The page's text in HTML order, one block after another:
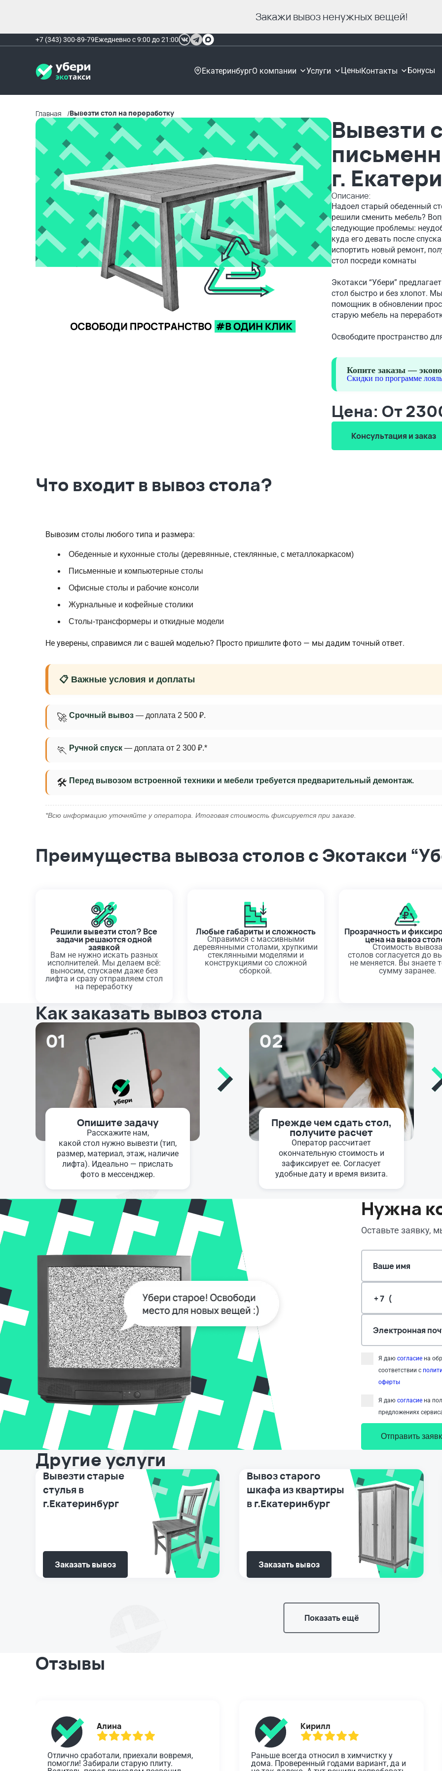
Закажи вывоз ненужных вещей!
+7 (343) 300-89-79Ежедневно с 9:00 до 21:00
ЕкатеринбургО компании Услуги ЦеныКонтакты Бонусы
Главная Вывезти стол на переработку
Вывезти
г.
Описание:
Надоел старый обеденный
решили сменить мебель?
следующие проблемы:
куда его девать после
испортить новый ремонт,
стол посреди комнаты
Экотакси “Убери”
стол быстро и без хлопот.
помощник в обновлении
старую мебель на
Освободите пространство
Копите заказы —
Скидки по программе
Цена: От
Консультация и заказ
Что входит в вывоз стола?
Вывозим столы любого типа и размера:
Обеденные и кухонные столы (деревянные, стеклянные, с металлокаркасом)
Письменные и компьютерные столы
Офисные столы и рабочие консоли
Журнальные и кофейные столики
Столы-трансформеры и откидные модели
Не уверены, справимся ли с вашей моделью? Просто пришлите фото — мы дадим точный ответ.
📋 Важные условия и доплаты
🚀 Срочный вывоз — доплата 2 500 ₽.
🏃 Ручной спуск — доплата от 2 300 ₽.*
🛠 Перед вывозом встроенной техники и мебели требуется предварительный демонтаж.
*Всю информацию уточняйте у оператора. Итоговая стоимость фиксируется при заказе.
Преимущества вывоза столов с Экотакси
Решили вывезти стол? Все
задачи решаются одной
заявкой
Вам не нужно искать разных
исполнителей. Мы делаем всё:
выносим, спускаем даже без
лифта и сразу отправляем стол
на переработку
Любые габариты и сложность
Справимся с массивными
деревянными столами, хрупкими
стеклянными моделями и
конструкциями со сложной
сборкой.
Прозрачность и
цена на вывоз
Стоимость вывоза
столов согласуется до
не меняется. Вы знаете
сумму заранее.
Как заказать вывоз стола
01
Опишите задачу
Расскажите нам,
какой стол нужно вывезти (тип,
размер, материал, этаж, наличие
лифта). Идеально — прислать
фото в мессенджер.
02
Прежде чем сдать стол,
получите расчет
Оператор рассчитает
окончательную стоимость и
зафиксирует ее. Согласует
удобные дату и время визита.
Нужна
Оставьте заявку,
Ваше имя
Электронная
Я даю согласие на
соответствии с
оферты
Я даю согласие на
предложениях
Отправить
Другие услуги
Вывезти старые
стулья в
г.Екатеринбург
Заказать вывоз
Вывоз старого
шкафа из квартиры
в г.Екатеринбург
Заказать вывоз
Показать ещё
Отзывы
Алина
Отлично сработали, приехали вовремя,
помогли! Забирали старую плиту.
Кирилл
Раньше всегда относил в химчистку у
дома. Проверенный годами вариант, да и